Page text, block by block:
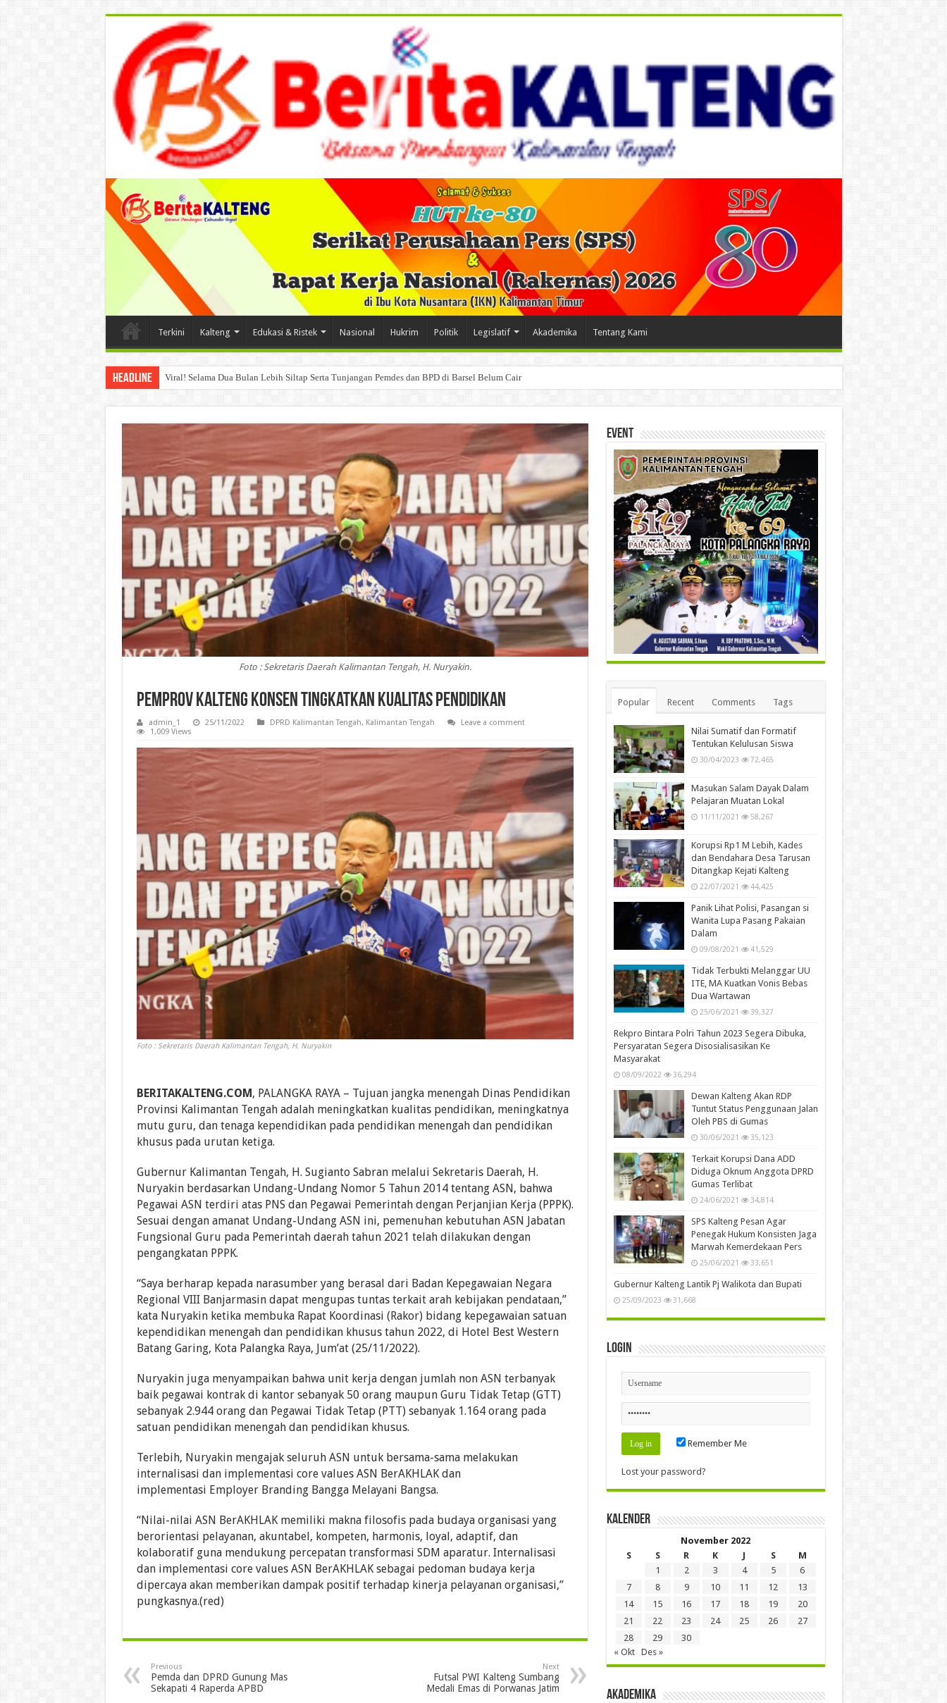
Terkini Kalteng Edukasi & Ristek Nasional Hukrim Politik Legislatif Akademika Tentang Kami
Headline Viral! Selama Dua Bulan Lebih Siltap Serta Tunjangan Pemdes dan BPD di Barsel Belum Cair
Foto : Sekretaris Daerah Kalimantan Tengah, H. Nuryakin.
Pemprov Kalteng Konsen Tingkatkan Kualitas Pendidikan
admin_1 25/11/2022 DPRD Kalimantan Tengah, Kalimantan Tengah
Leave a comment
1,009 Views
Foto : Sekretaris Daerah Kalimantan Tengah, H. Nuryakin
BERITAKALTENG.COM, PALANGKA RAYA – Tujuan jangka menengah Dinas Pendidikan
Provinsi Kalimantan Tengah adalah meningkatkan kualitas pendidikan, meningkatnya
mutu guru, dan tenaga kependidikan pada pendidikan menengah dan pendidikan
khusus pada urutan ketiga.
Gubernur Kalimantan Tengah, H. Sugianto Sabran melalui Sekretaris Daerah, H.
Nuryakin berdasarkan Undang-Undang Nomor 5 Tahun 2014 tentang ASN, bahwa
Pegawai ASN terdiri atas PNS dan Pegawai Pemerintah dengan Perjanjian Kerja (PPPK).
Sesuai dengan amanat Undang-Undang ASN ini, pemenuhan kebutuhan ASN Jabatan
Fungsional Guru pada Pemerintah daerah tahun 2021 telah dilakukan dengan
pengangkatan PPPK.
“Saya berharap kepada narasumber yang berasal dari Badan Kepegawaian Negara
Regional VIII Banjarmasin dapat mengupas tuntas terkait arah kebijakan pendataan,”
kata Nuryakin ketika membuka Rapat Koordinasi (Rakor) bidang kepegawaian satuan
kependidikan menengah dan pendidikan khusus tahun 2022, di Hotel Best Western
Batang Garing, Kota Palangka Raya, Jum’at (25/11/2022).
Nuryakin juga menyampaikan bahwa unit kerja dengan jumlah non ASN terbanyak
baik pegawai kontrak di kantor sebanyak 50 orang maupun Guru Tidak Tetap (GTT)
sebanyak 2.944 orang dan Pegawai Tidak Tetap (PTT) sebanyak 1.164 orang pada
satuan pendidikan menengah dan pendidikan khusus.
Terlebih, Nuryakin mengajak seluruh ASN untuk bersama-sama melakukan
internalisasi dan implementasi core values ASN BerAKHLAK dan
implementasi Employer Branding Bangga Melayani Bangsa.
“Nilai-nilai ASN BerAKHLAK memiliki makna filosofis pada budaya organisasi yang
berorientasi pelayanan, akuntabel, kompeten, harmonis, loyal, adaptif, dan
kolaboratif guna mendukung percepatan transformasi SDM aparatur. Internalisasi
dan implementasi core values ASN BerAKHLAK sebagai pedoman budaya kerja
dipercaya akan memberikan dampak positif terhadap kinerja pelayanan organisasi,”
pungkasnya.(red)
Previous
Pemda dan DPRD Gunung Mas
Sekapati 4 Raperda APBD
Next
Futsal PWI Kalteng Sumbang
Medali Emas di Porwanas Jatim
Event
Popular Recent Comments Tags
Nilai Sumatif dan Formatif
Tentukan Kelulusan Siswa
30/04/2023 72,465
Masukan Salam Dayak Dalam
Pelajaran Muatan Lokal
11/11/2021 58,267
Korupsi Rp1 M Lebih, Kades
dan Bendahara Desa Tarusan
Ditangkap Kejati Kalteng
22/07/2021 44,425
Panik Lihat Polisi, Pasangan si
Wanita Lupa Pasang Pakaian
Dalam
09/08/2021 41,529
Tidak Terbukti Melanggar UU
ITE, MA Kuatkan Vonis Bebas
Dua Wartawan
25/06/2021 39,327
Rekpro Bintara Polri Tahun 2023 Segera Dibuka,
Persyaratan Segera Disosialisasikan Ke
Masyarakat
08/09/2022 36,294
Dewan Kalteng Akan RDP
Tuntut Status Penggunaan Jalan
Oleh PBS di Gumas
30/06/2021 35,123
Terkait Korupsi Dana ADD
Diduga Oknum Anggota DPRD
Gumas Terlibat
24/06/2021 34,814
SPS Kalteng Pesan Agar
Penegak Hukum Konsisten Jaga
Marwah Kemerdekaan Pers
25/06/2021 33,651
Gubernur Kalteng Lantik Pj Walikota dan Bupati
25/09/2023 31,668
Login
Remember Me
Lost your password?
Kalender
November 2022
S
S R K J S
M
1
2 3 4 5
6
7
8 9 10 11 12
13
14
15 16 17 18 19
20
21
22 23 24 25 26
27
28
29
30
« Okt
Des »
Akademika